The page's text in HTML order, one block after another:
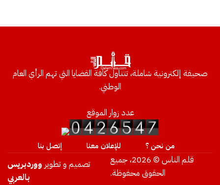
صحيفة إلكترونية شاملة، تتناول كافة القضايا التي تهم الرأي العام
الوطني.
عدد زوار الموقع
من نحن ؟ للإعلان معنا إتصل بنا
قلم الناس © 2026، جميع
الحقوق محفوظة.
تصميم و تطوير ووردبريس
بالعربي